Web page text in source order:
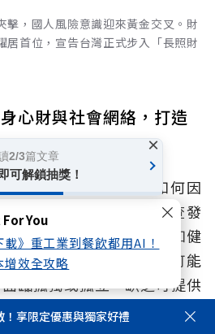
You
》重工業到餐飲都用AI！
增效全攻略
擊，國人風險意識迎來黃金交叉。財
居首位，宣告台灣正式步入「長照財
心財與社會網絡，打造
，不在於風險發生後如何因
前是否已做好準備。調查發
務風險往往互相影響，例如健
與醫療支出，財務壓力也可能
臨孤獨或孤立，缺乏可提供
，這些風險更可能被進一步
！享限定優惠與獨家好禮
2/3篇文章
可解鎖抽獎！
×